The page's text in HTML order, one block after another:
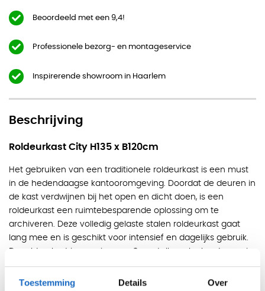
Toestemming Details Over
Beoordeeld met een 9,4!
Professionele bezorg- en montageservice
Inspirerende showroom in Haarlem
Beschrijving
Roldeurkast City H135 x B120cm
Het gebruiken van een traditionele roldeurkast is een must
in de hedendaagse kantooromgeving. Doordat de deuren in
de kast verdwijnen bij het open en dicht doen, is een
roldeurkast een ruimtebesparende oplossing om te
archiveren. Deze volledig gelaste stalen roldeurkast gaat
lang mee en is geschikt voor intensief en dagelijks gebruik.
De roldeurkast is voorzien van 3 verstelbare legborden en is
afsluitbaar door middel van een cilinderslot (incl. 2 sleutels).
Door de hoogte van 135cm kan de kast niet alleen tegen de